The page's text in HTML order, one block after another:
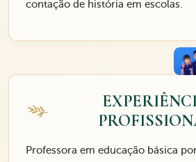
contação de história em escolas.
Professora em educação básica